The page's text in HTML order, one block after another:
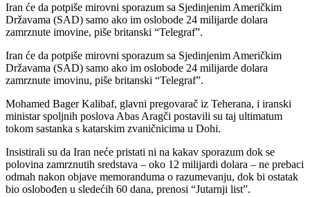
Iran će da potpiše mirovni sporazum sa Sjedinjenim Američkim
Državama (SAD) samo ako im oslobode 24 milijarde dolara
zamrznute imovine, piše britanski “Telegraf”.
Iran će da potpiše mirovni sporazum sa Sjedinjenim Američkim
Državama (SAD) samo ako im oslobode 24 milijarde dolara
zamrznute imovinu, piše britanski “Telegraf”.
Mohamed Bager Kalibaf, glavni pregovarač iz Teherana, i iranski
ministar spoljnih poslova Abas Aragči postavili su taj ultimatum
tokom sastanka s katarskim zvaničnicima u Dohi.
Insistirali su da Iran neće pristati ni na kakav sporazum dok se
polovina zamrznutih sredstava – oko 12 milijardi dolara – ne prebaci
odmah nakon objave memoranduma o razumevanju, dok bi ostatak
bio oslobođen u sledećih 60 dana, prenosi “Jutarnji list”.